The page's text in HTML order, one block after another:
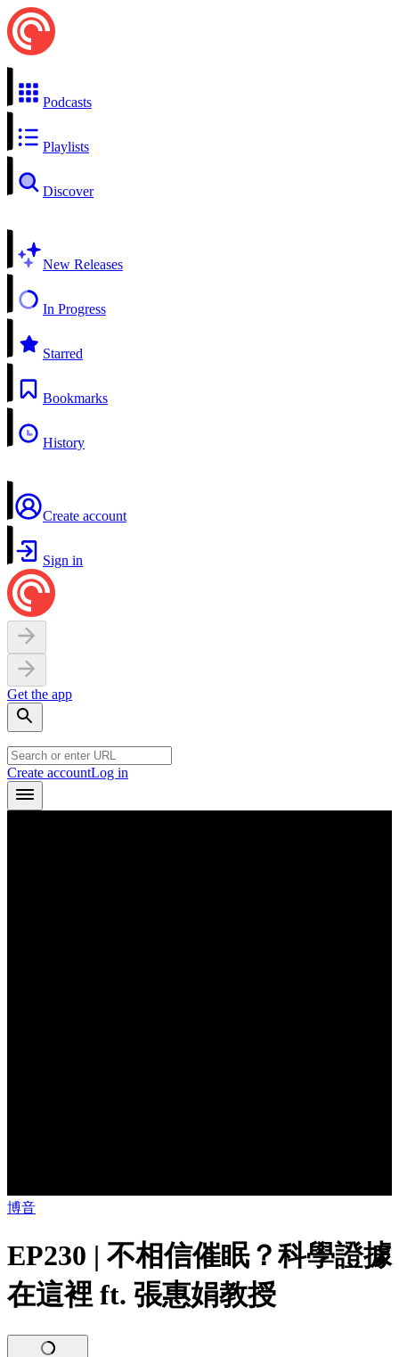
Podcasts
Playlists
Discover
New Releases
In Progress
Starred
Bookmarks
History
Create account
Sign in
Get the app
Create accountLog in
博音
EP230 | 不相信催眠？科學證據
在這裡 ft. 張惠娟教授